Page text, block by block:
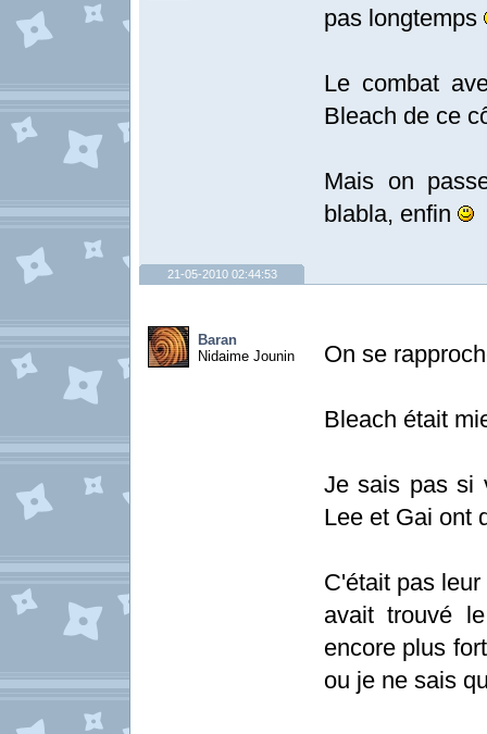
pas longtemps
Le combat
Bleach de ce
Mais on
blabla, enfin
21-05-2010 02:44:53
Baran
Nidaime Jounin
On se
Bleach était
Je sais pas si
Lee et Gai ont
C'était pas
avait trouvé
encore plus
ou je ne sais